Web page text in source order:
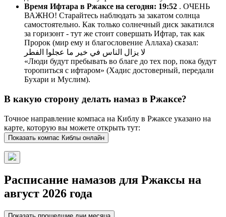
Время Ифтара в Ржаксе на сегодня: 19:52 . ОЧЕНЬ
ВАЖНО! Старайтесь наблюдать за закатом солнца
самостоятельно. Как только солнечный диск закатился
за горизонт - тут же стоит совершать Ифтар, так как
Пророк (мир ему и благословение Аллаха) сказал:
لا يزال الناس في خير ما عجلوا الفطر
«Люди будут пребывать во благе до тех пор, пока будут
торопиться с ифтаром» (Хадис достоверный, передали
Бухари и Муслим).
В какую сторону делать намаз в Ржаксе?
Точное направление компаса на Киблу в Ржаксе указано на
карте, которую вы можете открыть тут:
Показать компас Киблы онлайн
Расписание намазов для Ржаксы на
август 2026 года